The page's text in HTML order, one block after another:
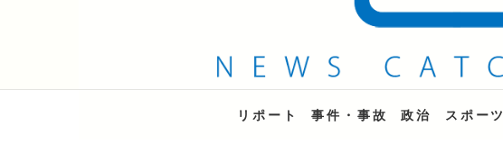
QAB NEWS Headline
キャッチー 月曜〜金曜 午後6時15分放送
リポート 事件・事故 政治 スポーツ